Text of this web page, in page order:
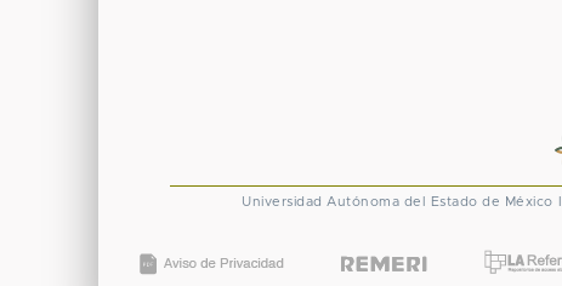
Universidad Autónoma del Estado de México